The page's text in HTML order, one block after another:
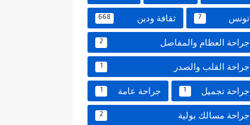
تونس 7 ثقافة ودين 668
جراحة العظام والمفاصل 2
جراحة القلب والصدر 1
جراحة تجميل 1 جراحة عامة 1
جراحة مسالك بولية 2